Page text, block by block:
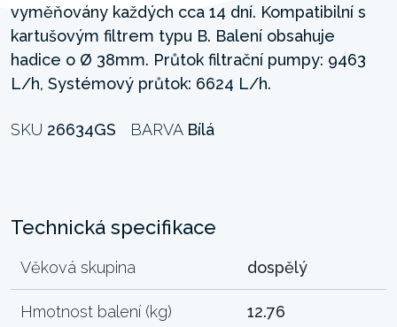
vyměňovány každých cca 14 dní. Kompatibilní s
kartušovým filtrem typu B. Balení obsahuje
hadice o Ø 38mm. Průtok filtrační pumpy: 9463
L/h, Systémový průtok: 6624 L/h.
SKU 26634GS BARVA Bílá
Technická specifikace
Věková skupina dospělý
Hmotnost balení (kg) 12.76